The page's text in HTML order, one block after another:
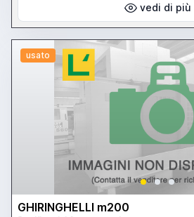
vedi di più
usato
GHIRINGHELLI m200